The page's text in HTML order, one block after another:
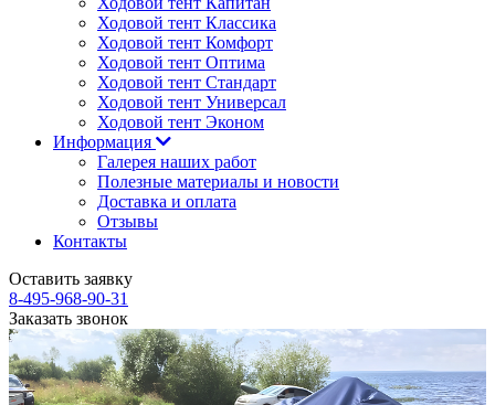
Ходовой тент Классика
Ходовой тент Комфорт
Ходовой тент Оптима
Ходовой тент Стандарт
Ходовой тент Универсал
Ходовой тент Эконом
Информация
Галерея наших работ
Полезные материалы и новости
Доставка и оплата
Отзывы
Контакты
Оставить заявку
8-495-968-90-31
Заказать звонок